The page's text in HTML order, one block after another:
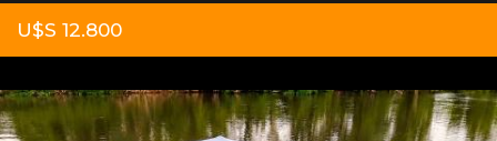
U$S 12.800